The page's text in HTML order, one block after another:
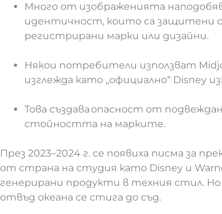
Много от изображенията
идентичност, които са защитени
регистрирани марки или дизайни.
Някои потребители използват
изглежда като „официално“ Disney
Това създава опасност от
стойността на марките.
През 2023–2024 г. се появиха писма за
от страна на студия като Disney и
генерирани продукти в техния стил.
отвъд океана се стига до съд.